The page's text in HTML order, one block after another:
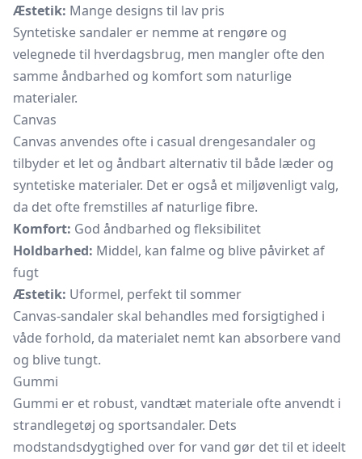
Æstetik: Mange designs til lav pris
Syntetiske sandaler er nemme at rengøre og
velegnede til hverdagsbrug, men mangler ofte den
samme åndbarhed og komfort som naturlige
materialer.
Canvas
Canvas anvendes ofte i casual drengesandaler og
tilbyder et let og åndbart alternativ til både læder og
syntetiske materialer. Det er også et miljøvenligt valg,
da det ofte fremstilles af naturlige fibre.
Komfort: God åndbarhed og fleksibilitet
Holdbarhed: Middel, kan falme og blive påvirket af
fugt
Æstetik: Uformel, perfekt til sommer
Canvas-sandaler skal behandles med forsigtighed i
våde forhold, da materialet nemt kan absorbere vand
og blive tungt.
Gummi
Gummi er et robust, vandtæt materiale ofte anvendt i
strandlegetøj og sportsandaler. Dets
modstandsdygtighed over for vand gør det til et ideelt